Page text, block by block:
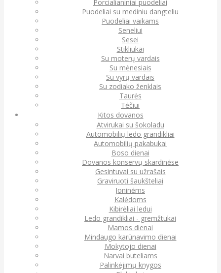
Porcialianiniai puodeliai
Puodeliai su mediniu dangteliu
Puodeliai vaikams
Seneliui
Sesei
Stikliukai
Su moterų vardais
Su mėnesiais
Su vyrų vardais
Su zodiako ženklais
Taurės
Tėčiui
Kitos dovanos
Atvirukai su šokoladu
Automobilių ledo grandikliai
Automobilių pakabukai
Boso dienai
Dovanos konservų skardinėse
Gesintuvai su užrašais
Graviruoti šaukšteliai
Joninėms
Kalėdoms
Kibirėliai ledui
Ledo grandikliai - gremžtukai
Mamos dienai
Mindaugo karūnavimo dienai
Mokytojo dienai
Narvai buteliams
Palinkėjimų knygos